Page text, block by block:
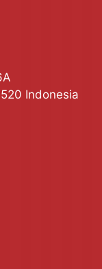
Indonesia